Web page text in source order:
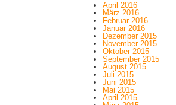
April 2016
März 2016
Februar 2016
Januar 2016
Dezember 2015
November 2015
Oktober 2015
September 2015
August 2015
Juli 2015
Juni 2015
Mai 2015
April 2015